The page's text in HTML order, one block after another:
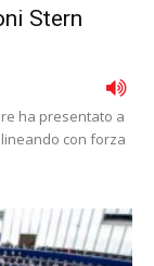
Stern
ha presentato a
con forza